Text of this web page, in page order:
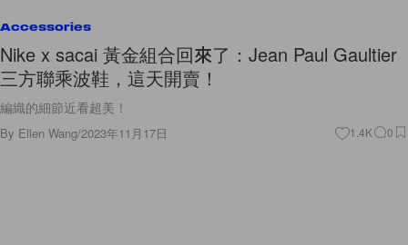
Accessories
Nike x sacai 黃金組合回來了：Jean Paul Gaultier
三方聯乘波鞋，這天開賣！
編織的細節近看超美！
By Ellen Wang/2023年11月17日 1.4K 0